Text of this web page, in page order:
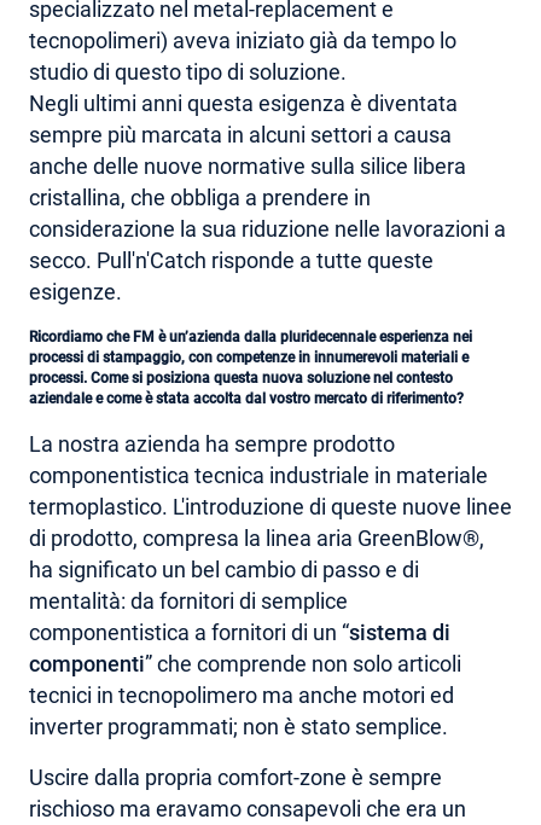
specializzato nel metal-replacement e
tecnopolimeri) aveva iniziato già da tempo lo
studio di questo tipo di soluzione.
Negli ultimi anni questa esigenza è diventata
sempre più marcata in alcuni settori a causa
anche delle nuove normative sulla silice libera
cristallina, che obbliga a prendere in
considerazione la sua riduzione nelle lavorazioni a
secco. Pull'n'Catch risponde a tutte queste
esigenze.
Ricordiamo che FM è un’azienda dalla pluridecennale esperienza nei
processi di stampaggio, con competenze in innumerevoli materiali e
processi. Come si posiziona questa nuova soluzione nel contesto
aziendale e come è stata accolta dal vostro mercato di riferimento?
La nostra azienda ha sempre prodotto
componentistica tecnica industriale in materiale
termoplastico. L'introduzione di queste nuove linee
di prodotto, compresa la linea aria GreenBlow®,
ha significato un bel cambio di passo e di
mentalità: da fornitori di semplice
componentistica a fornitori di un “sistema di
componenti” che comprende non solo articoli
tecnici in tecnopolimero ma anche motori ed
inverter programmati; non è stato semplice.
Uscire dalla propria comfort-zone è sempre
rischioso ma eravamo consapevoli che era un